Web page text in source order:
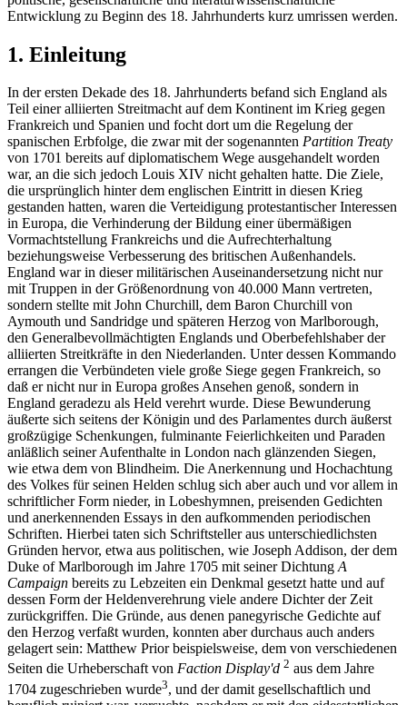
Entwicklung zu Beginn des 18. Jahrhunderts kurz umrissen werden.
1. Einleitung
In der ersten Dekade des 18. Jahrhunderts befand sich England als
Teil einer alliierten Streitmacht auf dem Kontinent im Krieg gegen
Frankreich und Spanien und focht dort um die Regelung der
spanischen Erbfolge, die zwar mit der sogenannten Partition Treaty
von 1701 bereits auf diplomatischem Wege ausgehandelt worden
war, an die sich jedoch Louis XIV nicht gehalten hatte. Die Ziele,
die ursprünglich hinter dem englischen Eintritt in diesen Krieg
gestanden hatten, waren die Verteidigung protestantischer Interessen
in Europa, die Verhinderung der Bildung einer übermäßigen
Vormachtstellung Frankreichs und die Aufrechterhaltung
beziehungsweise Verbesserung des britischen Außenhandels.
England war in dieser militärischen Auseinandersetzung nicht nur
mit Truppen in der Größenordnung von 40.000 Mann vertreten,
sondern stellte mit John Churchill, dem Baron Churchill von
Aymouth und Sandridge und späteren Herzog von Marlborough,
den Generalbevollmächtigten Englands und Oberbefehlshaber der
alliierten Streitkräfte in den Niederlanden. Unter dessen Kommando
errangen die Verbündeten viele große Siege gegen Frankreich, so
daß er nicht nur in Europa großes Ansehen genoß, sondern in
England geradezu als Held verehrt wurde. Diese Bewunderung
äußerte sich seitens der Königin und des Parlamentes durch äußerst
großzügige Schenkungen, fulminante Feierlichkeiten und Paraden
anläßlich seiner Aufenthalte in London nach glänzenden Siegen,
wie etwa dem von Blindheim. Die Anerkennung und Hochachtung
des Volkes für seinen Helden schlug sich aber auch und vor allem in
schriftlicher Form nieder, in Lobeshymnen, preisenden Gedichten
und anerkennenden Essays in den aufkommenden periodischen
Schriften. Hierbei taten sich Schriftsteller aus unterschiedlichsten
Gründen hervor, etwa aus politischen, wie Joseph Addison, der dem
Duke of Marlborough im Jahre 1705 mit seiner DichtungA
Campaign bereits zu Lebzeiten ein Denkmal gesetzt hatte und auf
dessen Form der Heldenverehrung viele andere Dichter der Zeit
zurückgriffen. Die Gründe, aus denen panegyrische Gedichte auf
den Herzog verfaßt wurden, konnten aber durchaus auch anders
gelagert sein: Matthew Prior beispielsweise, dem von verschiedenen
Seiten die Urheberschaft von Faction Display'd 2 aus dem Jahre
1704 zugeschrieben wurde3, und der damit gesellschaftlich und